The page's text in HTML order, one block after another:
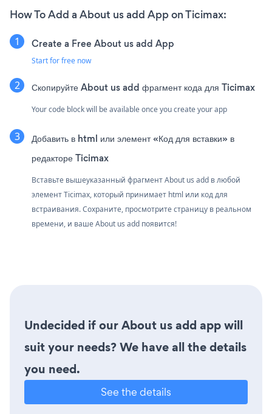
How To Add a About us add App on Ticimax:
Create a Free About us add App
Start for free now
Скопируйте About us add фрагмент кода для Ticimax
Your code block will be available once you create your app
Добавить в html или элемент «Код для вставки» в
редакторе Ticimax
Вставьте вышеуказанный фрагмент About us add в любой
элемент Ticimax, который принимает html или код для
встраивания. Сохраните, просмотрите страницу в реальном
времени, и ваше About us add появится!
Undecided if our About us add app will
suit your needs? We have all the details
you need.
See the details